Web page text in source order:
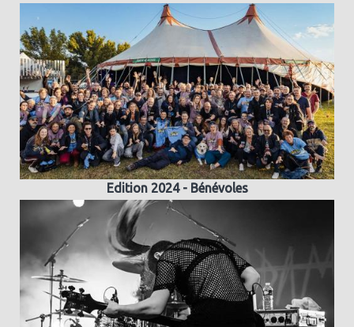
Edition 2024 - Bénévoles